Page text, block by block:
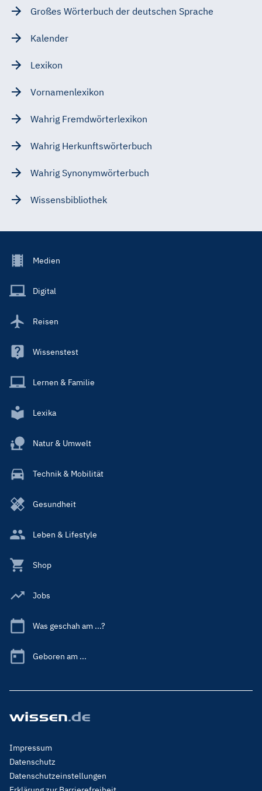
Großes Wörterbuch der deutschen Sprache
Kalender
Lexikon
Vornamenlexikon
Wahrig Fremdwörterlexikon
Wahrig Herkunftswörterbuch
Wahrig Synonymwörterbuch
Wissensbibliothek
Footer
Main
Medien
Digital
Reisen
Wissenstest
Lernen & Familie
Lexika
Natur & Umwelt
Technik & Mobilität
Gesundheit
Leben & Lifestyle
Shop
Jobs
Was geschah am ...?
Geboren am ...
Footer
Menu
Legal
Impressum
Datenschutz
Datenschutzeinstellungen